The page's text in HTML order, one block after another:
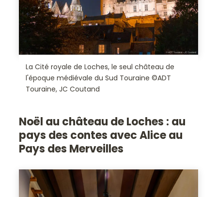
La Cité royale de Loches, le seul château de
l'époque médiévale du Sud Touraine ©ADT
Touraine, JC Coutand
Noël au château de Loches : au
pays des contes avec Alice au
Pays des Merveilles